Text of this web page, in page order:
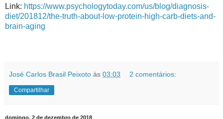
Link: https://www.psychologytoday.com/us/blog/diagnosis-
diet/201812/the-truth-about-low-protein-high-carb-diets-and-
brain-aging
José Carlos Brasil Peixoto às 03:03 2 comentários:
Compartilhar
domingo, 2 de dezembro de 2018